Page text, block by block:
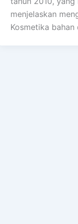
menjelaskan
Kosmetika bahan